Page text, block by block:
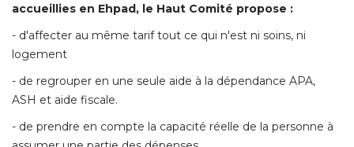
accueillies en Ehpad, le Haut Comité propose :
- d'affecter au même tarif tout ce qui n'est ni soins, ni
logement
- de regrouper en une seule aide à la dépendance APA,
ASH et aide fiscale.
- de prendre en compte la capacité réelle de la personne à